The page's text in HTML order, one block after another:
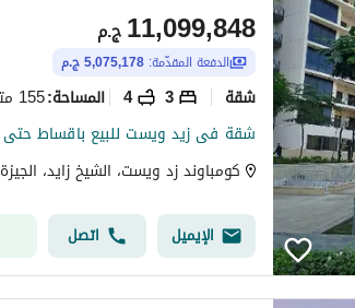
ج.م11,099,848
الدفعة المقدّمة: 5,075,178 ج.م
شقة 3
4 المساحة:155 متر مربع
كومباوند زد ويست، الشيخ زايد، الجيزة
الإيميل اتصل